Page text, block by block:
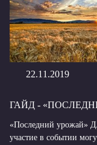
22.11.2019
ГАЙД -
«Последний урожай»
участие в событии